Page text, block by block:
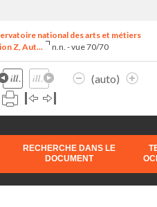
national des arts et métiers
Z, Aut...
n.n. - vue 70/70
(auto)
RECHERCHE DANS LE
DOCUMENT